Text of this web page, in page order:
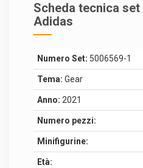
Scheda tecnica
Adidas
Numero Set: 5006569-1
Tema: Gear
Anno: 2021
Numero pezzi:
Minifigurine:
Età: